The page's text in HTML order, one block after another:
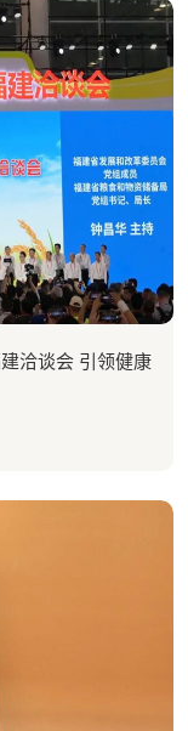
洽谈会 引领健康